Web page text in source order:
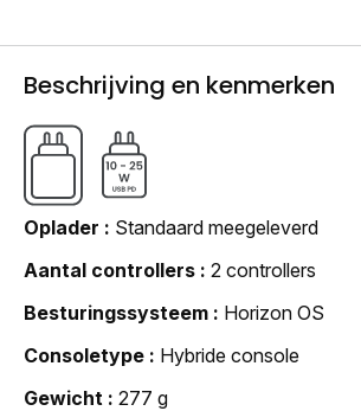
Beschrijving en kenmerken
Oplader
Standaard meegeleverd
Aantal controllers
2 controllers
Besturingssysteem
Horizon OS
Consoletype
Hybride console
Gewicht
277 g